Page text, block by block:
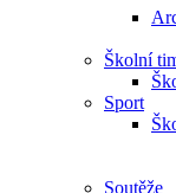
Školní
Sport
Soutěže